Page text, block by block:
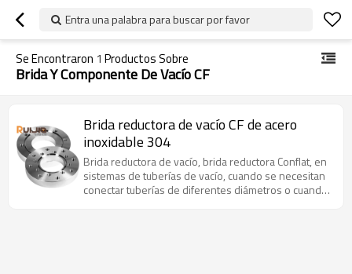
Entra una palabra para buscar por favor
Se Encontraron 1 Productos Sobre
Brida Y Componente De Vacío CF
Brida reductora de vacío CF de acero
inoxidable 304
Brida reductora de vacío, brida reductora Conflat, en
sistemas de tuberías de vacío, cuando se necesitan
conectar tuberías de diferentes diámetros o cuando